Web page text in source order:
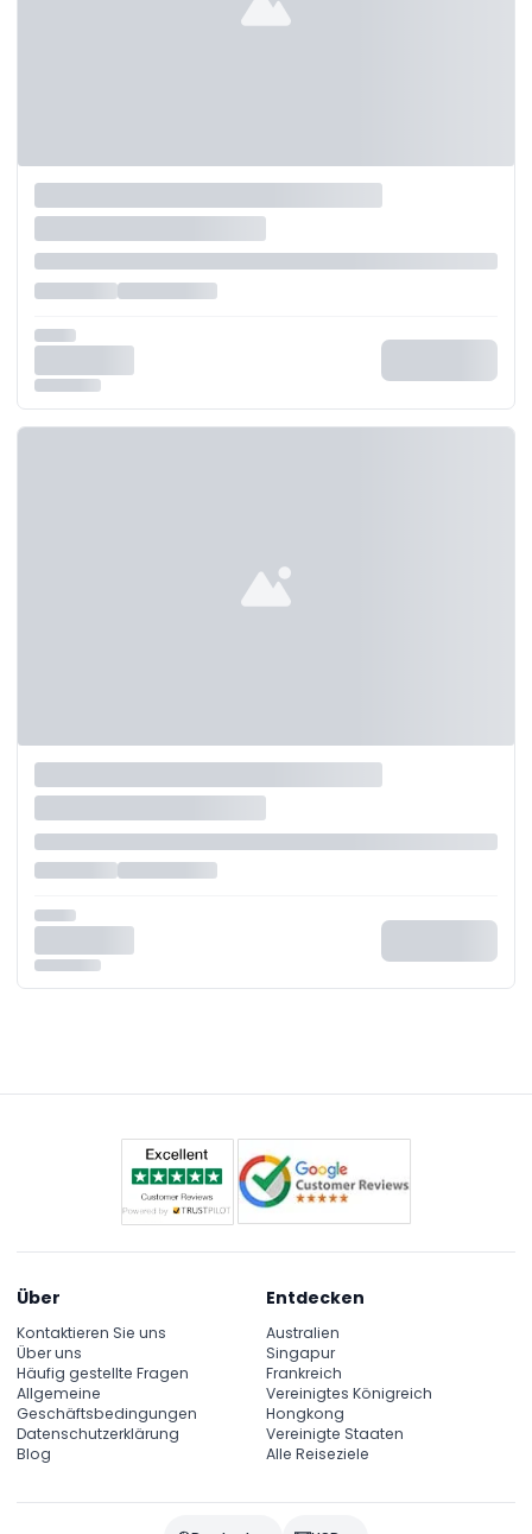
Über
Kontaktieren Sie uns
Über uns
Häufig gestellte Fragen
Allgemeine
Geschäftsbedingungen
Datenschutzerklärung
Blog
Entdecken
Australien
Singapur
Frankreich
Vereinigtes Königreich
Hongkong
Vereinigte Staaten
Alle Reiseziele